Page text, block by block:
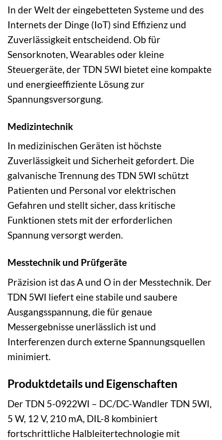
In der Welt der eingebetteten Systeme und des
Internets der Dinge (IoT) sind Effizienz und
Zuverlässigkeit entscheidend. Ob für
Sensorknoten, Wearables oder kleine
Steuergeräte, der TDN 5WI bietet eine kompakte
und energieeffiziente Lösung zur
Spannungsversorgung.
Medizintechnik
In medizinischen Geräten ist höchste
Zuverlässigkeit und Sicherheit gefordert. Die
galvanische Trennung des TDN 5WI schützt
Patienten und Personal vor elektrischen
Gefahren und stellt sicher, dass kritische
Funktionen stets mit der erforderlichen
Spannung versorgt werden.
Messtechnik und Prüfgeräte
Präzision ist das A und O in der Messtechnik. Der
TDN 5WI liefert eine stabile und saubere
Ausgangsspannung, die für genaue
Messergebnisse unerlässlich ist und
Interferenzen durch externe Spannungsquellen
minimiert.
Produktdetails und Eigenschaften
Der TDN 5-0922WI – DC/DC-Wandler TDN 5WI,
5 W, 12 V, 210 mA, DIL-8 kombiniert
fortschrittliche Halbleitertechnologie mit